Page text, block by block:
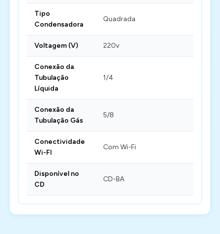
Tipo
Condensadora
Quadrada
Voltagem (V) 220v
Conexão da
Tubulação
Líquida
1/4
Conexão da
Tubulação Gás
5/8
Conectividade
Wi-FI
Com Wi-Fi
Disponível no
CD
CD-BA